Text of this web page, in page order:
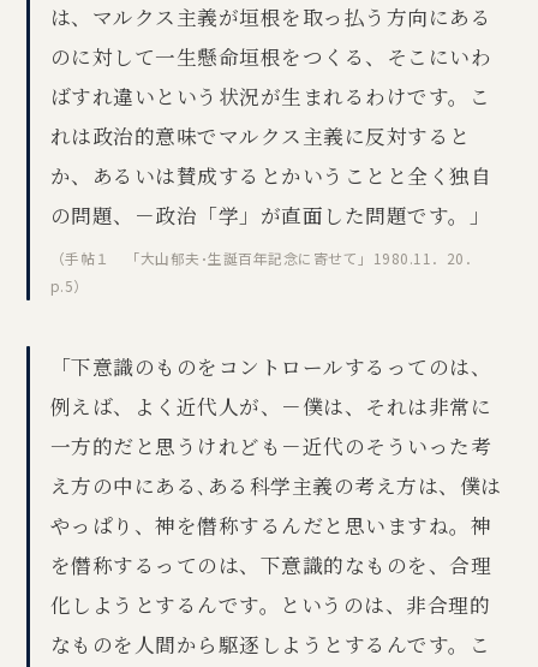
は、マルクス主義が垣根を取っ払う方向にある
のに対して一生懸命垣根をつくる、そこにいわ
ばすれ違いという状況が生まれるわけです。こ
れは政治的意味でマルクス主義に反対すると
か、あるいは賛成するとかいうことと全く独自
の問題、－政治「学」が直面した問題です。」
（手帖１ 「大山郁夫･生誕百年記念に寄せて」1980.11．20．
p.5）
「下意識のものをコントロールするってのは、
例えば、よく近代人が、－僕は、それは非常に
一方的だと思うけれども－近代のそういった考
え方の中にある､ある科学主義の考え方は、僕は
やっぱり、神を僭称するんだと思いますね。神
を僭称するってのは、下意識的なものを、合理
化しようとするんです。というのは、非合理的
なものを人間から駆逐しようとするんです。こ